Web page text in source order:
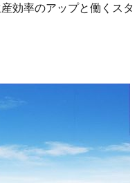
効率のアップと働くスタ